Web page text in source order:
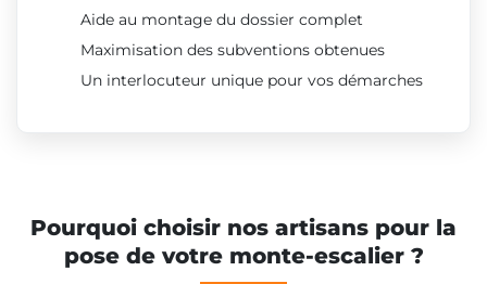
Aide au montage du dossier complet
Maximisation des subventions obtenues
Un interlocuteur unique pour vos démarches
Pourquoi choisir nos artisans pour la
pose de votre monte-escalier ?